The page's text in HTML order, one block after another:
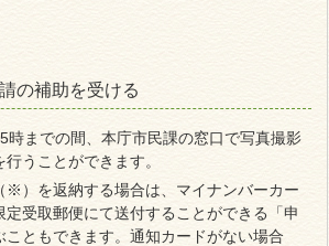
の補助を受ける
時までの間、本庁市民課の窓口で写真撮影
うことができます。
※）を返納する場合は、マイナンバーカー
定受取郵便にて送付することができる「申
こともできます。通知カードがない場合